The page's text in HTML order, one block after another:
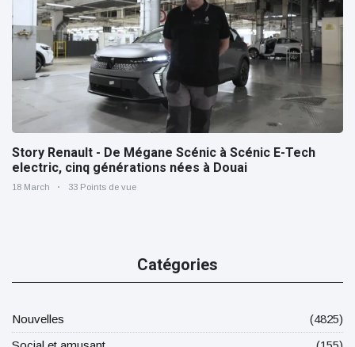
Story Renault - De Mégane Scénic à Scénic E-Tech
electric, cinq générations nées à Douai
18 March 33 Points de vue
Catégories
Nouvelles
(4825)